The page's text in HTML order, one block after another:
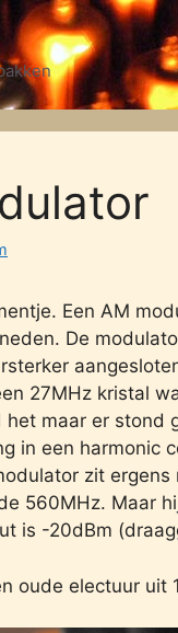
Een AM
De
27MHz kristal
maar er stond
in een harmonic
zit
560MHz. Maar
is -20dBm
oude electuur uit